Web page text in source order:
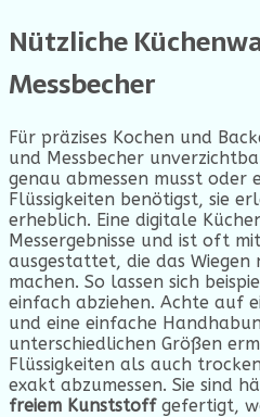
Nützliche
Messbecher
Für präzises Kochen und
und Messbecher
genau abmessen musst oder
Flüssigkeiten benötigst, sie
erheblich. Eine digitale
Messergebnisse und ist oft
ausgestattet, die das
machen. So lassen sich
einfach abziehen. Achte auf
und eine einfache
unterschiedlichen Größen
Flüssigkeiten als auch
exakt abzumes­sen. Sie sind
freiem Kunststoffgefertigt,